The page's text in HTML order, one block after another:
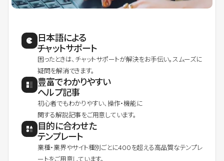
日本語による
チャットサポート
困ったときは、チャットサポートが解決をお手伝い。スムーズに
疑問を解消できます。
豊富でわかりやすい
ヘルプ記事
初心者でもわかりやすい、操作・機能に
関する解説記事をご用意しています。
目的に合わせた
テンプレート
業種・業界やサイト種別ごとに400を超える高品質なテンプレ
ートをご用意しています。